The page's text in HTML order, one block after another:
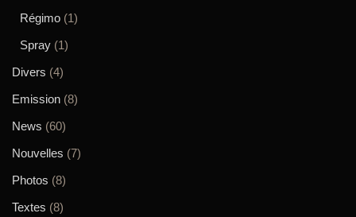
Régimo (1)
Spray (1)
Divers (4)
Emission (8)
News (60)
Nouvelles (7)
Photos (8)
Textes (8)